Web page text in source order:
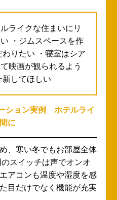
良く、オシャレにし
まいになるよう、断熱
の入口にある段差を無
ようにしたい ・キッ
を広くしたい
ベーション・水回りリフ
線を良く、オシャレにし
ったことが気になり、当
。 S様邸はご依頼主様と
末には近くにお住まいの